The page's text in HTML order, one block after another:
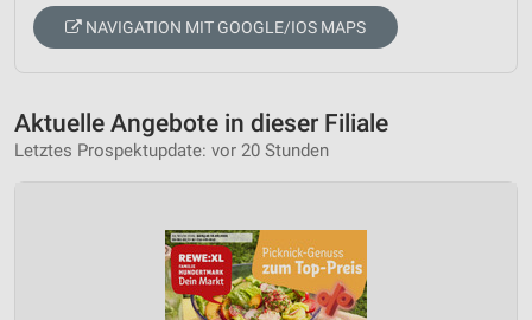
NAVIGATION MIT GOOGLE/IOS MAPS
Aktuelle Angebote in dieser Filiale
Letztes Prospektupdate: vor 20 Stunden